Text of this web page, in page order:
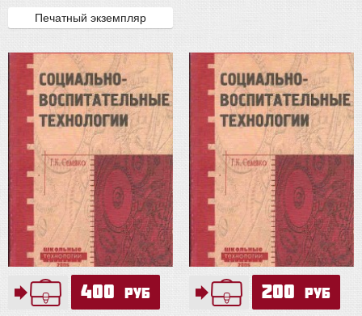
Печатный экземпляр
400 руб 200 руб